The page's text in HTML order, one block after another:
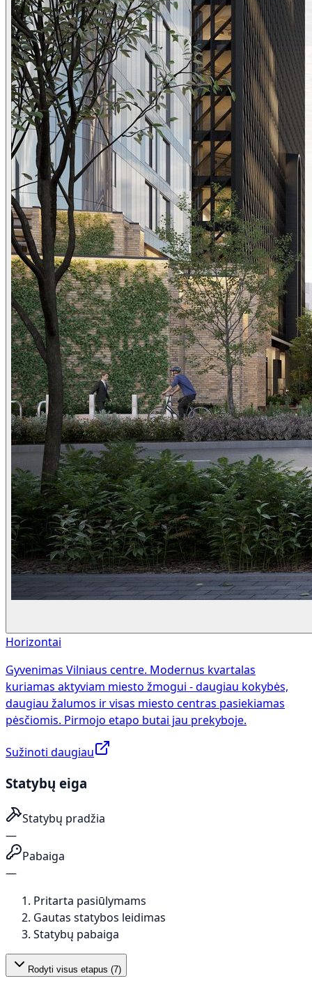
Horizontai
Gyvenimas Vilniaus centre. Modernus kvartalas
kuriamas aktyviam miesto žmogui - daugiau kokybės,
daugiau žalumos ir visas miesto centras pasiekiamas
pėsčiomis. Pirmojo etapo butai jau prekyboje.
Sužinoti daugiau
Statybų eiga
Statybų pradžia
—
Pabaiga
—
Pritarta pasiūlymams
Gautas statybos leidimas
Statybų pabaiga
Rodyti visus etapus (7)